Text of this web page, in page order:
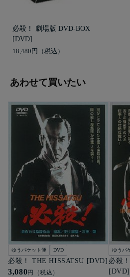
必殺！ 劇場版 DVD-BOX
[DVD]
18,480円
あわせて買いたい
ゆうパケット便 DVD
必殺！ THE HISSATSU [DVD]
3,080円（税込）
ゆうパ
必殺
[DVD]